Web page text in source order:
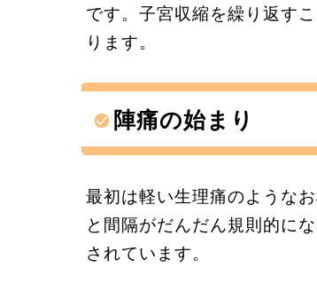
です。子宮収縮を繰り返す
ります。
陣痛の始まり
最初は軽い生理痛のような
と間隔がだんだん規則的に
されています。